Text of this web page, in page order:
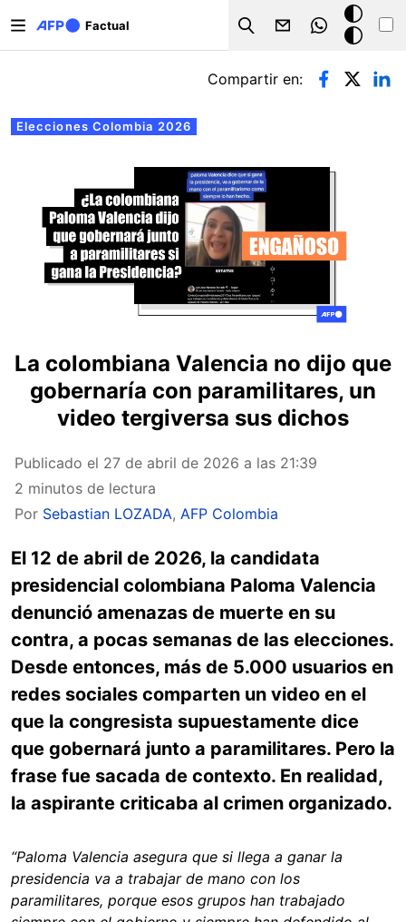
Factual
Search
Modo
oscuro
Solapas principales
Elecciones Colombia 2026
Compartir en:
La colombiana Valencia no dijo que
gobernaría con paramilitares, un
video tergiversa sus dichos
Publicado el 27 de abril de 2026 a las 21:39
2 minutos de lectura
Por Sebastian LOZADA, AFP Colombia
El 12 de abril de 2026, la candidata
presidencial colombiana Paloma Valencia
denunció amenazas de muerte en su
contra, a pocas semanas de las elecciones.
Desde entonces, más de 5.000 usuarios en
redes sociales comparten un video en el
que la congresista supuestamente dice
que gobernará junto a paramilitares. Pero la
frase fue sacada de contexto. En realidad,
la aspirante criticaba al crimen organizado.
“Paloma Valencia asegura que si llega a ganar la
presidencia va a trabajar de mano con los
paramilitares, porque esos grupos han trabajado